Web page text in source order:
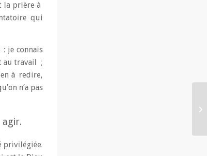
la prière à
qui
je connais
au travail ;
à redire,
n’a pas
privilégiée.